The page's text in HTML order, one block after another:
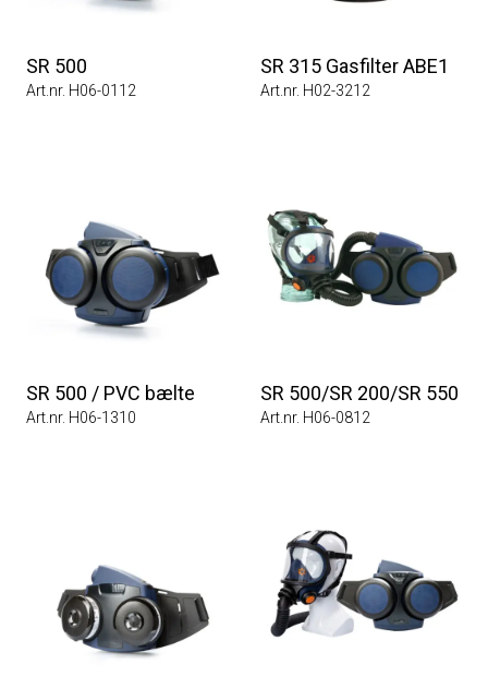
SR 500
Art.nr. H06-0112
SR 315 Gasfilter ABE1
Art.nr. H02-3212
SR 500 / PVC bælte
Art.nr. H06-1310
SR 500/SR 200/SR 550
Art.nr. H06-0812